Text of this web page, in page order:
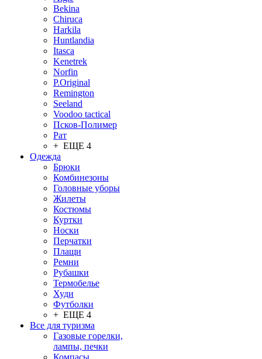
Bekina
Chiruсa
Harkila
Huntlandia
Itasca
Kenetrek
Norfin
P.Original
Remington
Seeland
Voodoo tactical
Псков-Полимер
Рат
+ ЕЩЕ 4
Одежда
Брюки
Комбинезоны
Головные уборы
Жилеты
Костюмы
Куртки
Носки
Перчатки
Плащи
Ремни
Рубашки
Термобелье
Худи
Футболки
+ ЕЩЕ 4
Все для туризма
Газовые горелки,
лампы, печки
Компасы